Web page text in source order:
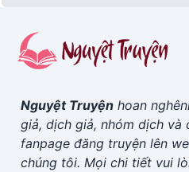
Nguyệt Truyện hoan
giả, dịch giả, nhóm dịch và
fanpage đăng truyện lên
chúng tôi. Mọi chi tiết vui